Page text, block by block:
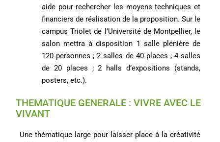
aide pour rechercher les moyens techniques et
financiers de réalisation de la proposition. Sur le
campus Triolet de l’Université de Montpellier, le
salon mettra à disposition 1 salle plénière de
120 personnes ; 2 salles de 40 places ; 4 salles
de 20 places ; 2 halls d’expositions (stands,
posters, etc.).
THEMATIQUE GENERALE : VIVRE AVEC LE
VIVANT
Une thématique large pour laisser place à la créativité